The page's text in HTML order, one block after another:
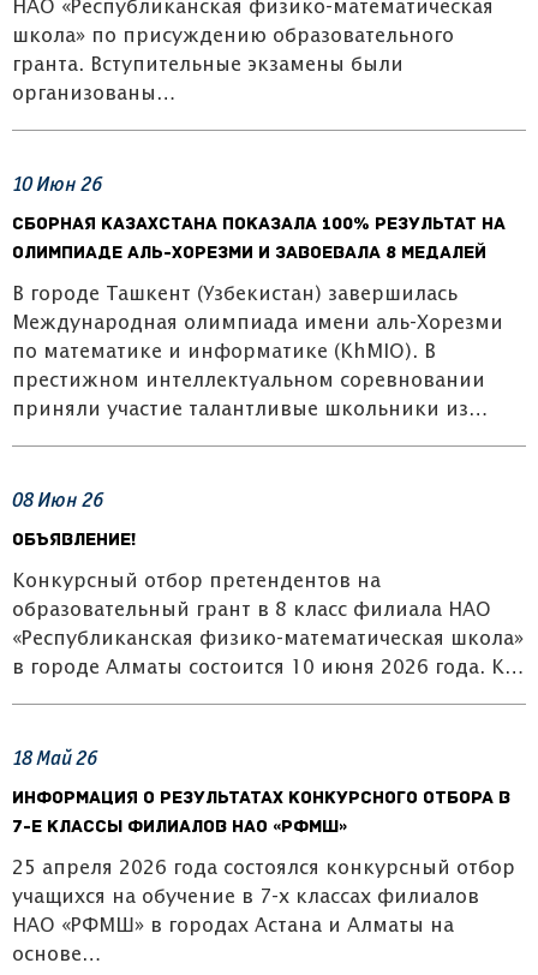
НАО «Республиканская физико-математическая
школа» по присуждению образовательного
гранта. Вступительные экзамены были
организованы…
10Июн 26
Сборная Казахстана показала 100% результат на
олимпиаде аль-Хорезми и завоевала 8 медалей
В городе Ташкент (Узбекистан) завершилась
Международная олимпиада имени аль-Хорезми
по математике и информатике (KhMIO). В
престижном интеллектуальном соревновании
приняли участие талантливые школьники из…
08Июн 26
ОБЪЯВЛЕНИЕ!
Конкурсный отбор претендентов на
образовательный грант в 8 класс филиала НАО
«Республиканская физико-математическая школа»
в городе Алматы состоится 10 июня 2026 года. К…
18Май26
Информация о результатах конкурсного отбора в
7-е классы филиалов НАО «РФМШ»
25 апреля 2026 года состоялся конкурсный отбор
учащихся на обучение в 7-х классах филиалов
НАО «РФМШ» в городах Астана и Алматы на
основе…